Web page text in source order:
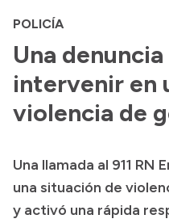
Autoridades
Delegaciones
Normativa
Presupuesto
Boletín Oficial
POLICÍA
Una
intervenir en
violencia de
Una llamada al 911
una situación de
y activó una rápida